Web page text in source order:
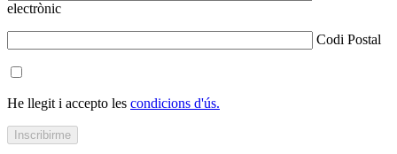
electrònic
Codi Postal
He llegit i accepto les condicions d'ús.